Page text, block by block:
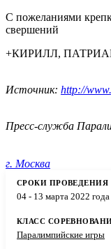
С пожеланиями
свершений
+КИРИЛЛ,
Источник: http://
Пресс-служба
г. Москва
04 - 13 марта 2022 года
Паралимпийские игры